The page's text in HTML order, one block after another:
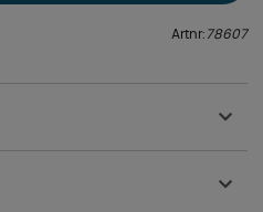
Artnr: 78607